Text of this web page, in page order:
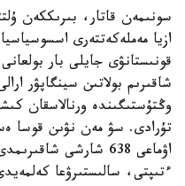
سونىمەن قاتار، بىرىككەن
ازيا مەملەكەتتەرى
شاقىرىم بولاتىن سينگاپۋر
وڭتۇستىگىندە ورنالاسقان
تۇرادى. سۋ مەن نۋىن قوسا
اۋماعى 638 شارشى
ءتىپتى، سالىستىرۋعا